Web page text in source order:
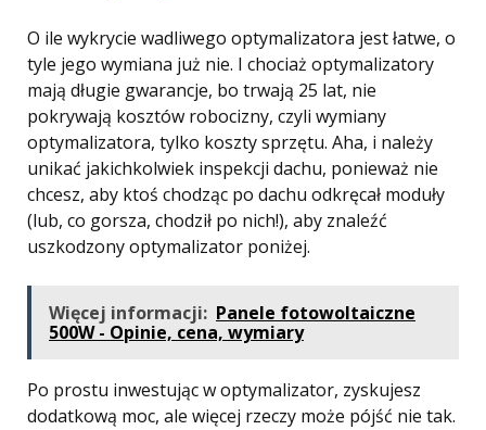
O ile wykrycie wadliwego optymalizatora jest łatwe, o
tyle jego wymiana już nie. I chociaż optymalizatory
mają długie gwarancje, bo trwają 25 lat, nie
pokrywają kosztów robocizny, czyli wymiany
optymalizatora, tylko koszty sprzętu. Aha, i należy
unikać jakichkolwiek inspekcji dachu, ponieważ nie
chcesz, aby ktoś chodząc po dachu odkręcał moduły
(lub, co gorsza, chodził po nich!), aby znaleźć
uszkodzony optymalizator poniżej.
Więcej informacji: Panele fotowoltaiczne
500W - Opinie, cena, wymiary
Po prostu inwestując w optymalizator, zyskujesz
dodatkową moc, ale więcej rzeczy może pójść nie tak.